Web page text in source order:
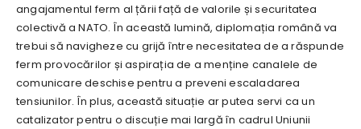
angajamentul ferm al țării față de valorile și securitatea
colectivă a NATO. În această lumină, diplomația română va
trebui să navigheze cu grijă între necesitatea de a răspunde
ferm provocărilor și aspirația de a menține canalele de
comunicare deschise pentru a preveni escaladarea
tensiunilor. În plus, această situație ar putea servi ca un
catalizator pentru o discuție mai largă în cadrul Uniunii